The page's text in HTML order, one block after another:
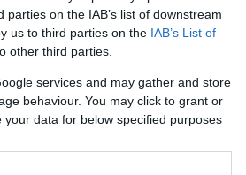
on the IAB’s list of downstream
us to third parties on the IAB’s List of
other third parties.
services and may gather and store
behaviour. You may click to grant or
data for below specified purposes
A FORT
és kik